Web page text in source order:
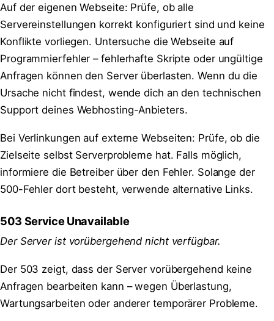
Auf der eigenen Webseite: Prüfe, ob alle
Servereinstellungen korrekt konfiguriert sind und keine
Konflikte vorliegen. Untersuche die Webseite auf
Programmierfehler – fehlerhafte Skripte oder ungültige
Anfragen können den Server überlasten. Wenn du die
Ursache nicht findest, wende dich an den technischen
Support deines Webhosting-Anbieters.
Bei Verlinkungen auf externe Webseiten: Prüfe, ob die
Zielseite selbst Serverprobleme hat. Falls möglich,
informiere die Betreiber über den Fehler. Solange der
500-Fehler dort besteht, verwende alternative Links.
503 Service Unavailable
Der Server ist vorübergehend nicht verfügbar.
Der 503 zeigt, dass der Server vorübergehend keine
Anfragen bearbeiten kann – wegen Überlastung,
Wartungsarbeiten oder anderer temporärer Probleme.